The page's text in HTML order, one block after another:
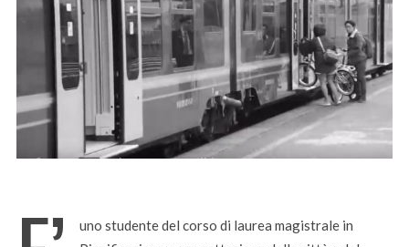
uno studente del corso di laurea magistrale in